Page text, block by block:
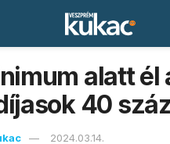
alatt él
40
2024.03.14.